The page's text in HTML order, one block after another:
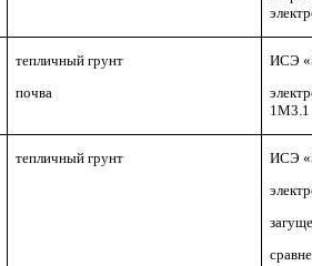
тепличный грунт
почва
ИСЭ
1М3.1
тепличный грунт
ИСЭ